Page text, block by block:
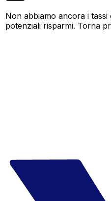
Non abbiamo ancora i
potenziali risparmi. Torna